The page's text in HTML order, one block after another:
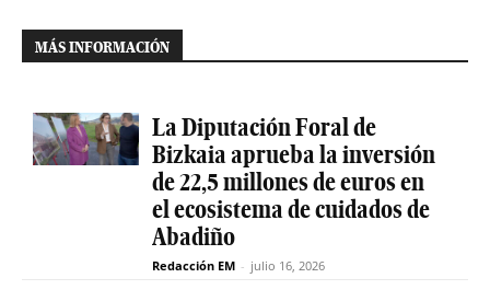
MÁS INFORMACIÓN
La Diputación Foral de
Bizkaia aprueba la inversión
de 22,5 millones de euros en
el ecosistema de cuidados de
Abadiño
Redacción EM - julio 16, 2026